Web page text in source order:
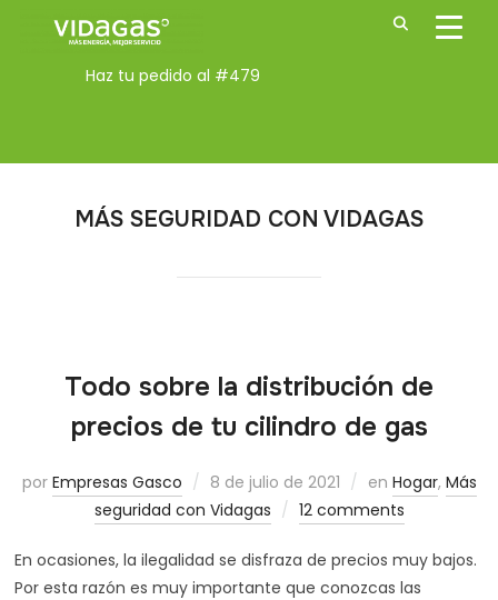
Haz tu pedido al#479
MÁS SEGURIDAD CON VIDAGAS
Todo sobre la distribución de
precios de tu cilindro de gas
por Empresas Gasco 8 de julio de 2021 en Hogar, Más
seguridad con Vidagas
12 comments
En ocasiones, la ilegalidad se disfraza de precios muy bajos.
Por esta razón es muy importante que conozcas las